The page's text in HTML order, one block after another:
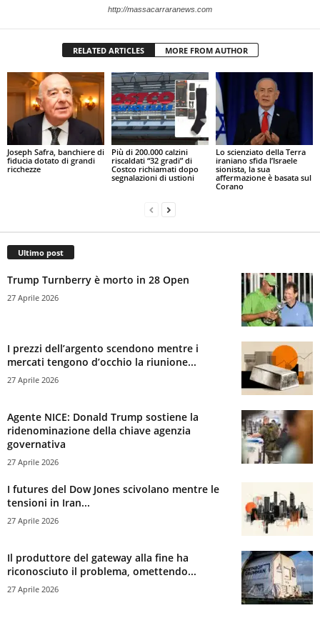
http://massacarraranews.com
RELATED ARTICLES MORE FROM AUTHOR
Joseph Safra, banchiere di
fiducia dotato di grandi
ricchezze
Più di 200.000 calzini
riscaldati “32 gradi” di
Costco richiamati dopo
segnalazioni di ustioni
Lo scienziato della Terra
iraniano sfida l’Israele
sionista, la sua
affermazione è basata sul
Corano
Ultimo post
Trump Turnberry è morto in 28 Open
27 Aprile 2026
I prezzi dell’argento scendono mentre i
mercati tengono d’occhio la riunione...
27 Aprile 2026
Agente NICE: Donald Trump sostiene la
ridenominazione della chiave agenzia
governativa
27 Aprile 2026
I futures del Dow Jones scivolano mentre le
tensioni in Iran...
27 Aprile 2026
Il produttore del gateway alla fine ha
riconosciuto il problema, omettendo...
27 Aprile 2026